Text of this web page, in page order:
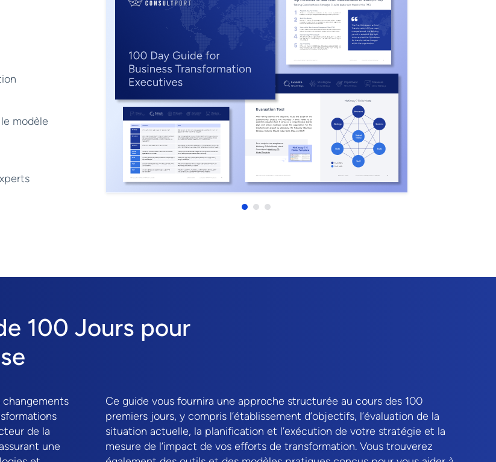
modèle
100 Jours pour
de la
une
Ce guide vous fournira une approche structurée au cours des 100
premiers jours, y compris l’établissement d’objectifs, l’évaluation de la
situation actuelle, la planification et l’exécution de votre stratégie et la
mesure de l’impact de vos efforts de transformation. Vous trouverez